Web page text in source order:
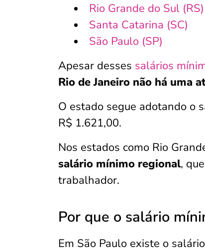
Rio Grande do Sul (RS)
Santa Catarina (SC)
São Paulo (SP)
Apesar desses salários
Rio de Janeiro não há uma
O estado segue adotando o
R$ 1.621,00.
Nos estados como Rio
salário mínimo regional,
trabalhador.
Por que o salário
Em São Paulo existe o